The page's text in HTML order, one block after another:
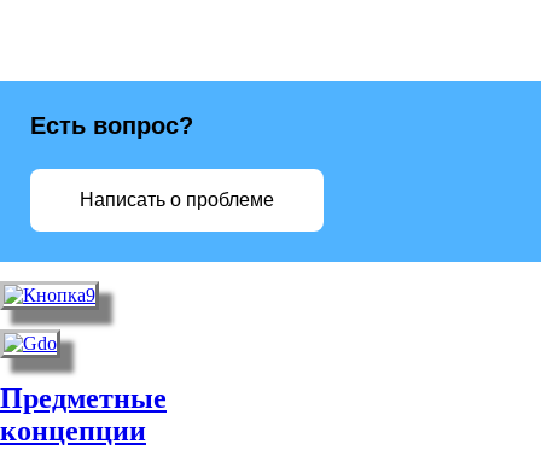
Есть вопрос?
Написать о проблеме
Предметные
концепции